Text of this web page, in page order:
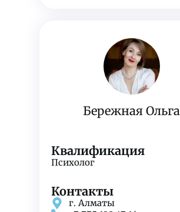
Бережная Ольга
Квалификация
Психолог
Контакты
г. Алматы